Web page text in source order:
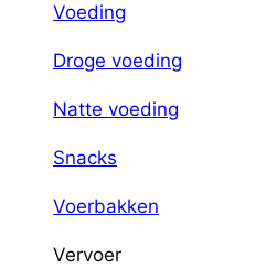
Voeding
Droge voeding
Natte voeding
Snacks
Voerbakken
Vervoer